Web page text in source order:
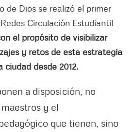
de Dios se realizó el primer
Circulación Estudiantil
el propósito de visibilizar
y retos de esta estrategia
desde 2012.
a disposición, no
y el
que tienen, sino